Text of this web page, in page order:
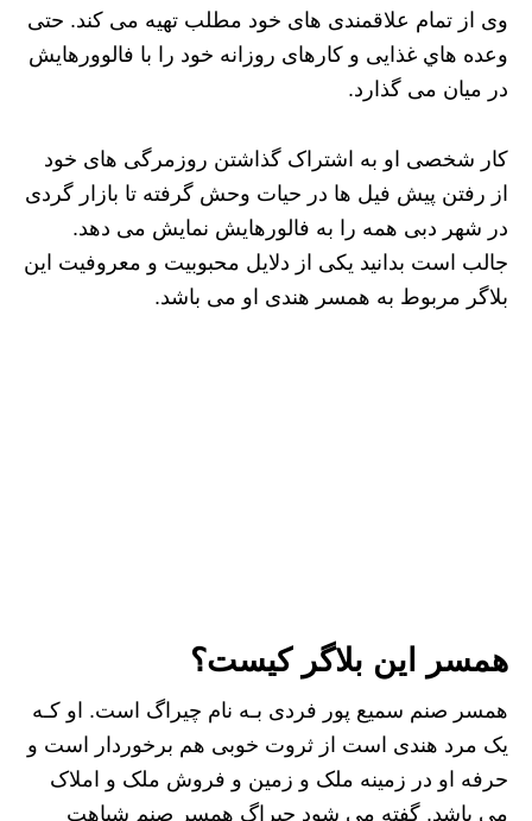
وی از تمام علاقمندی‌ های خود مطلب تهیه می کند. حتی
وعده هاي‌ غذایی و کارهای روزانه خود را با فالوورهایش
در میان می گذارد.
کار شخصی او به اشتراک گذاشتن روزمرگی های خود
از رفتن پیش فیل ها در حیات وحش گرفته تا بازار گردی
در شهر دبی همه را به فالورهایش نمایش می دهد.
جالب است بدانید یکی از دلایل محبوبیت و معروفیت این
بلاگر مربوط به همسر هندی او می باشد.
همسر این بلاگر کیست؟
همسر صنم سمیع پور فردی بـه نام چیراگ است. او کـه
یک مرد هندی است از ثروت خوبی هم برخوردار است و
حرفه او در زمینه ملک و زمین و فروش ملک و املاک
می باشد. گفته می شود چیراگ همسر صنم شباهت